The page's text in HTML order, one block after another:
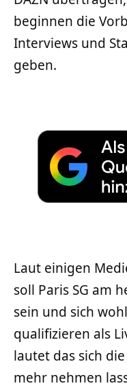
beginnen die
Interviews und
geben.
Laut einigen
soll Paris SG am
sein und sich
qualifizieren als
lautet das sich
mehr nehmen